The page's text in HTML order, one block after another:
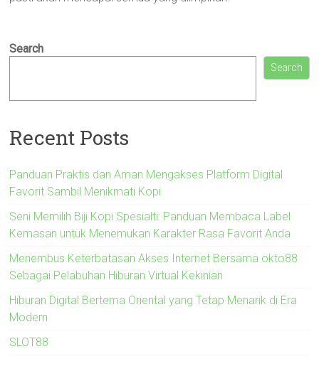
Search
Search
Recent Posts
Panduan Praktis dan Aman Mengakses Platform Digital
Favorit Sambil Menikmati Kopi
Seni Memilih Biji Kopi Spesialti: Panduan Membaca Label
Kemasan untuk Menemukan Karakter Rasa Favorit Anda
Menembus Keterbatasan Akses Internet Bersama okto88
Sebagai Pelabuhan Hiburan Virtual Kekinian
Hiburan Digital Bertema Oriental yang Tetap Menarik di Era
Modern
SLOT88